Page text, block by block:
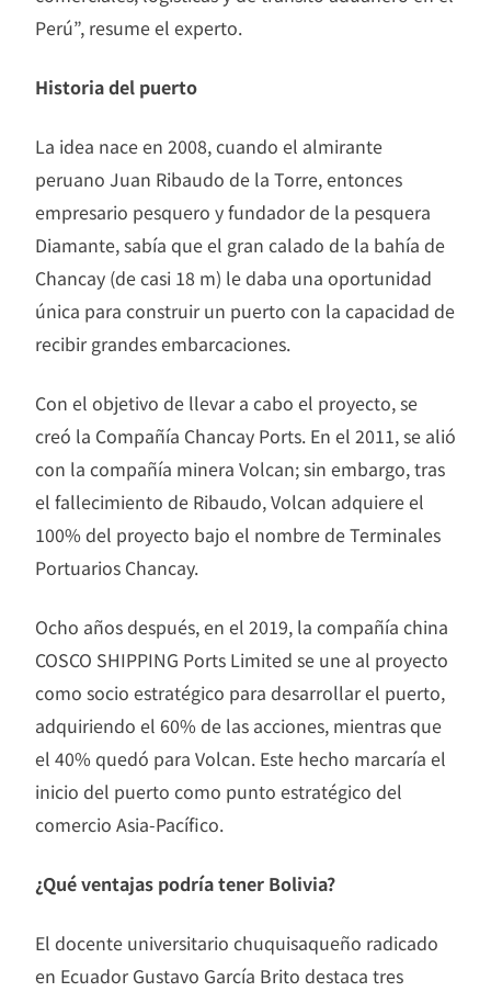
Perú”, resume el experto.
Historia del puerto
La idea nace en 2008, cuando el almirante
peruano Juan Ribaudo de la Torre, entonces
empresario pesquero y fundador de la pesquera
Diamante, sabía que el gran calado de la bahía de
Chancay (de casi 18 m) le daba una oportunidad
única para construir un puerto con la capacidad de
recibir grandes embarcaciones.
Con el objetivo de llevar a cabo el proyecto, se
creó la Compañía Chancay Ports. En el 2011, se alió
con la compañía minera Volcan; sin embargo, tras
el fallecimiento de Ribaudo, Volcan adquiere el
100% del proyecto bajo el nombre de Terminales
Portuarios Chancay.
Ocho años después, en el 2019, la compañía china
COSCO SHIPPING Ports Limited se une al proyecto
como socio estratégico para desarrollar el puerto,
adquiriendo el 60% de las acciones, mientras que
el 40% quedó para Volcan. Este hecho marcaría el
inicio del puerto como punto estratégico del
comercio Asia-Pacífico.
¿Qué ventajas podría tener Bolivia?
El docente universitario chuquisaqueño radicado
en Ecuador Gustavo García Brito destaca tres